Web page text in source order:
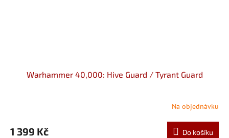
Warhammer 40,000: Hive Guard / Tyrant Guard
Na objednávku
1 399 Kč Do košíku